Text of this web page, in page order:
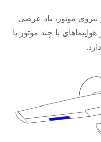
نیروی موتور، باد عرضی
با چند موتور یا